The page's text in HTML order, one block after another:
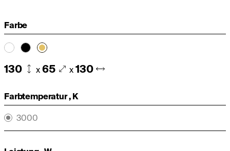
Farbe
130 x 65 x 130
Farbtemperatur , K
3000